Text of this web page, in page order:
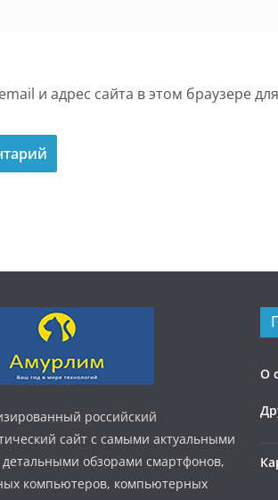
и адрес сайта в этом браузере
российский
сайт с самыми актуальными
обзорами смартфонов,
компьютеров, компьютерных
О